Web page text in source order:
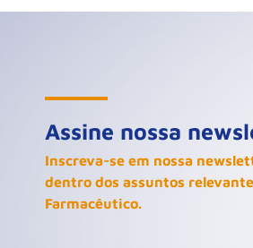
Assine nossa
Inscreva-se em nossa
dentro dos assuntos
Farmacêutico.